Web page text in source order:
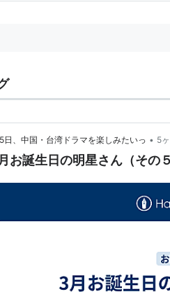
日、中国・台湾ドラマを楽しみたいっ • 5
お誕生日の明星さん（その５